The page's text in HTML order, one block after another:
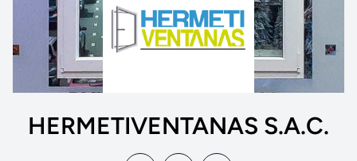
HERMETIVENTANAS S.A.C.